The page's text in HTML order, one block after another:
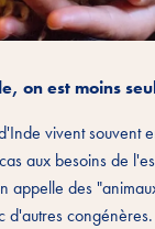
on est moins
vivent souvent
aux besoins de
appelle des
d'autres